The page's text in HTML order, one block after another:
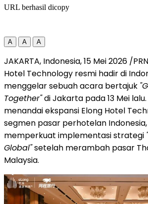
URL berhasil dicopy
A A A
JAKARTA, Indonesia, 15 Mei 2026 /
Hotel Technology resmi hadir di
menggelar sebuah acara bertajuk
Together"di Jakarta pada 13 Mei
menandai ekspansi Elong Hotel
segmen pasar perhotelan
memperkuat implementasi strategi
Global"setelah merambah pasar
Malaysia.